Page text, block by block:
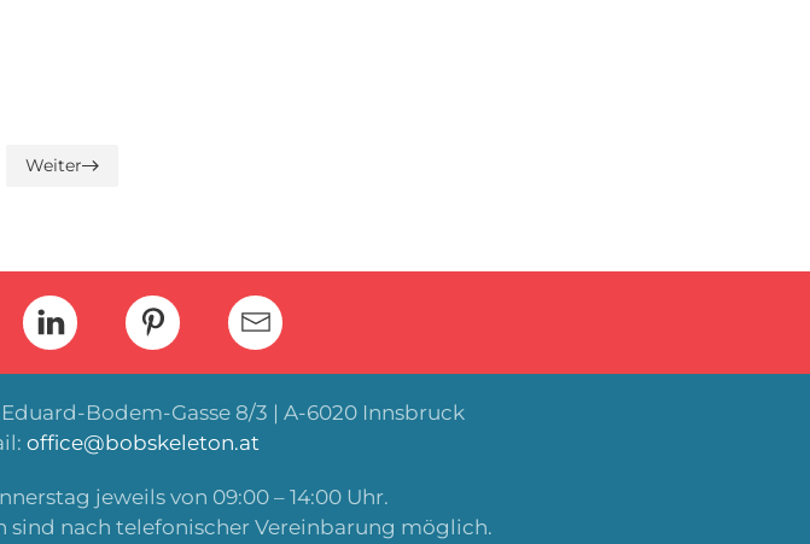
Weiter
Bodem-Gasse 8/3 | A-6020 Innsbruck
office@bobskeleton.at
jeweils von 09:00 – 14:00 Uhr.
nach telefonischer Vereinbarung möglich.